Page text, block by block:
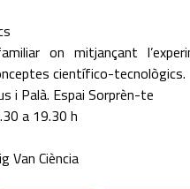
on mitjançant
científico-tecnològics.
i Palà. Espai Sorprèn-te
a 19.30 h
Van Ciència